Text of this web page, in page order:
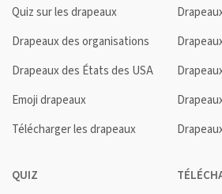
Quiz sur les drapeaux
Drapeaux des organisations
Drapeaux des États des USA
Emoji drapeaux
Télécharger les drapeaux
QUIZ